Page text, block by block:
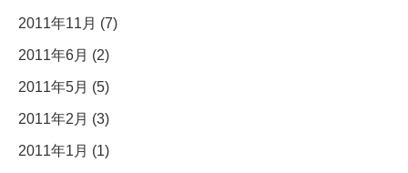
2011年11月 (7)
2011年6月 (2)
2011年5月 (5)
2011年2月 (3)
2011年1月 (1)